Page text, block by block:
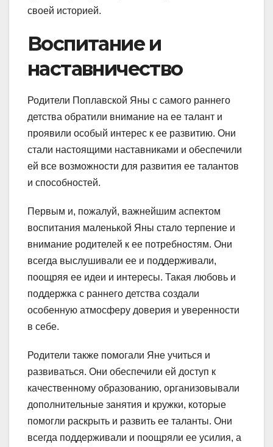
своей историей.
Воспитание и
наставничество
Родители Поплавской Яны с самого раннего
детства обратили внимание на ее талант и
проявили особый интерес к ее развитию. Они
стали настоящими наставниками и обеспечили
ей все возможности для развития ее талантов
и способностей.
Первым и, пожалуй, важнейшим аспектом
воспитания маленькой Яны стало терпение и
внимание родителей к ее потребностям. Они
всегда выслушивали ее и поддерживали,
поощряя ее идеи и интересы. Такая любовь и
поддержка с раннего детства создали
особенную атмосферу доверия и уверенности
в себе.
Родители также помогали Яне учиться и
развиваться. Они обеспечили ей доступ к
качественному образованию, организовывали
дополнительные занятия и кружки, которые
помогли раскрыть и развить ее таланты. Они
всегда поддерживали и поощряли ее усилия, а